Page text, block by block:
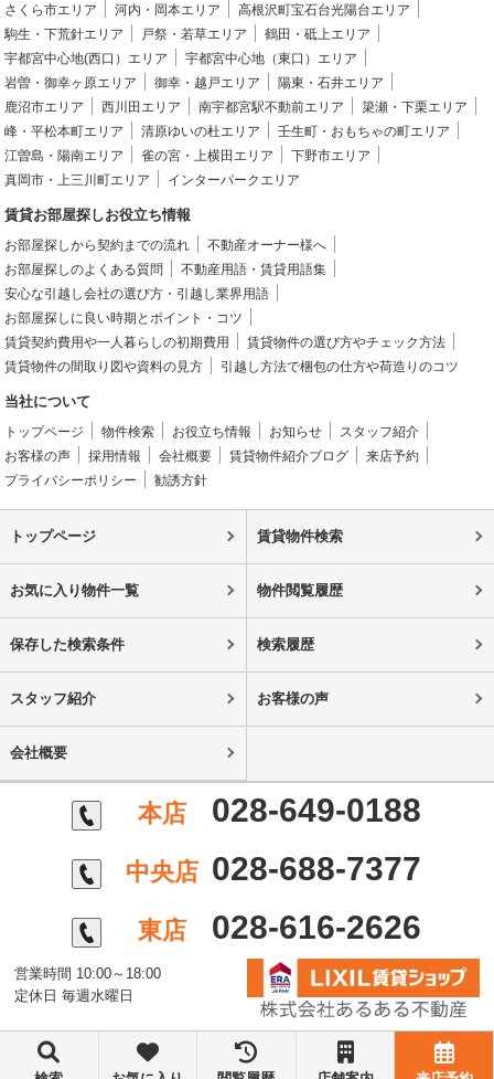
さくら市エリア
河内・岡本エリア
高根沢町宝石台光陽台エリア
駒生・下荒針エリア
戸祭・若草エリア
鶴田・砥上エリア
宇都宮中心地(西口）エリア
宇都宮中心地（東口）エリア
岩曽・御幸ヶ原エリア
御幸・越戸エリア
陽東・石井エリア
鹿沼市エリア
西川田エリア 南宇都宮駅不動前エリア
簗瀬・下栗エリア
峰・平松本町エリア
清原ゆいの杜エリア
壬生町・おもちゃの町エリア
江曽島・陽南エリア
雀の宮・上横田エリア
下野市エリア
真岡市・上三川町エリア
インターパークエリア
賃貸お部屋探しお役立ち情報
お部屋探しから契約までの流れ
不動産オーナー様へ
お部屋探しのよくある質問
不動産用語・賃貸用語集
安心な引越し会社の選び方・引越し業界用語
お部屋探しに良い時期とポイント・コツ
賃貸契約費用や一人暮らしの初期費用
賃貸物件の選び方やチェック方法
賃貸物件の間取り図や資料の見方
引越し方法で梱包の仕方や荷造りのコツ
当社について
トップページ 物件検索 お役立ち情報 お知らせ
スタッフ紹介
お客様の声
採用情報 会社概要 賃貸物件紹介ブログ
来店予約
プライバシーポリシー
勧誘方針
トップページ 賃貸物件検索
お気に入り物件一覧 物件閲覧履歴
保存した検索条件 検索履歴
スタッフ紹介 お客様の声
会社概要
本店 028-649-0188
中央店 028-688-7377
東店 028-616-2626
営業時間 10:00～18:00
定休日 毎週水曜日
©株式会社あるある不動産